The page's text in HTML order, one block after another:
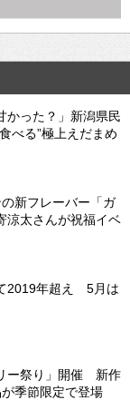
かった？」新潟県民
べる”極上えだまめ
新フレーバー「ガ
太さんが祝福イベ
2019年超え 5月は
ー祭り」開催 新作
季節限定で登場